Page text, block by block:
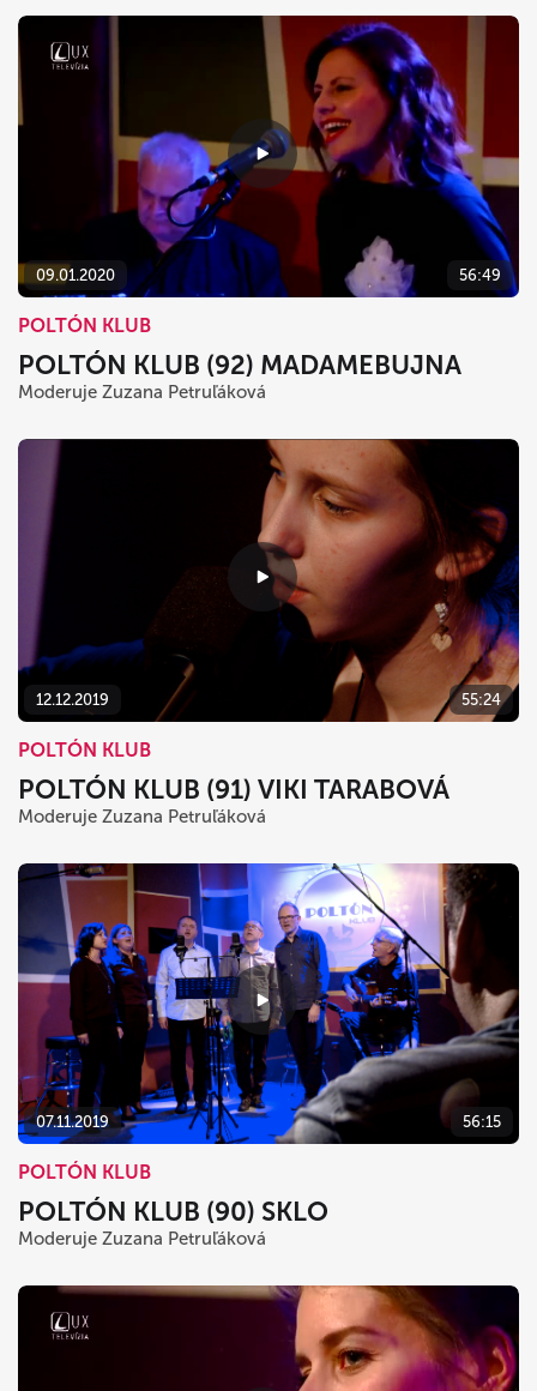
09.01.2020 56:49
POLTÓN KLUB
POLTÓN KLUB (92) MADAMEBUJNA
Moderuje Zuzana Petruľáková
12.12.2019 55:24
POLTÓN KLUB
POLTÓN KLUB (91) VIKI TARABOVÁ
Moderuje Zuzana Petruľáková
07.11.2019 56:15
POLTÓN KLUB
POLTÓN KLUB (90) SKLO
Moderuje Zuzana Petruľáková